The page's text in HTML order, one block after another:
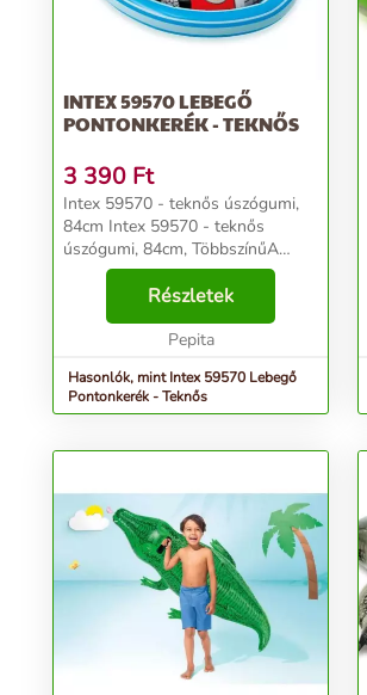
INTEX 59570 LEBEGŐ
PONTONKERÉK - TEKNŐS
3 390 Ft
Intex 59570 - teknős úszógumi,
84cm Intex 59570 - teknős
úszógumi, 84cm, TöbbszínűA
leírás automata fordítóval készült,
folyamatosan dolgozunk a
szövegek javításán! INTEX 59570
GYERMEK ÚSZÓ PONTON ...
Részletek
Pepita
Hasonlók, mint Intex 59570 Lebegő
Pontonkerék - Teknős